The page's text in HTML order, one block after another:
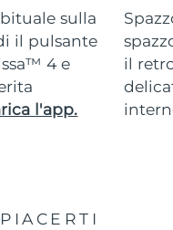
sulla
il pulsante
4 e
l'app.
il